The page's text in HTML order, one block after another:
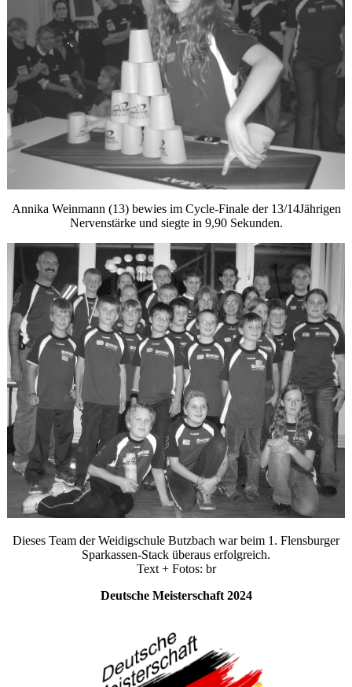
Annika Weinmann (13) bewies im Cycle-Finale der 13/14Jährigen
Nervenstärke und siegte in 9,90 Sekunden.
Dieses Team der Weidigschule Butzbach war beim 1. Flensburger
Sparkassen-Stack überaus erfolgreich.
Text + Fotos: br
Deutsche Meisterschaft 2024